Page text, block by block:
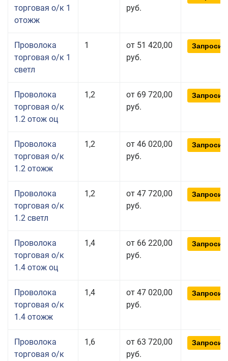
торговая о/к 1
отожж
руб.
Проволока
торговая о/к 1
светл
1
от 51 420,00
руб.
Проволока
торговая о/к
1.2 отож оц
1,2
от 69 720,00
руб.
Проволока
торговая о/к
1.2 отожж
1,2
от 46 020,00
руб.
Проволока
торговая о/к
1.2 светл
1,2
от 47 720,00
руб.
Проволока
торговая о/к
1.4 отож оц
1,4
от 66 220,00
руб.
Проволока
торговая о/к
1.4 отожж
1,4
от 47 020,00
руб.
Проволока
торговая о/к
1,6
от 63 720,00
руб.